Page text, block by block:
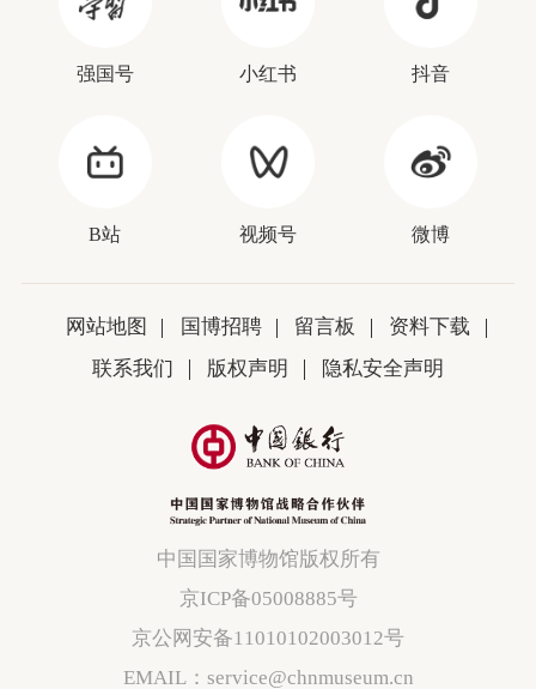
强国号 小红书 抖音
B站 视频号 微博
网站地图 国博招聘 留言板
资料下载
联系我们
版权声明 隐私安全声明
中国国家博物馆版权所有
京ICP备05008885号
京公网安备11010102003012号
EMAIL：service@chnmuseum.cn